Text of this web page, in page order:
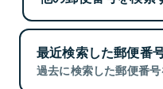
最近検索した郵便番
過去に検索した郵便番号